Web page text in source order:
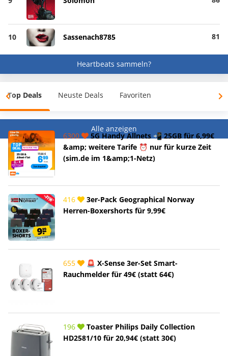
10 Sassenach8785 81
Heartbeats sammeln?
Top Deals Neuste Deals Favoriten
Alle anzeigen
6300
5G Handy Allnets 📲 25GB für 6,99€
&amp; weitere Tarife ⏰ nur für kurze Zeit
(sim.de im 1&amp;1-Netz)
416
3er-Pack Geographical Norway
Herren-Boxershorts für 9,99€
655
🚨 X-Sense 3er-Set Smart-
Rauchmelder für 49€ (statt 64€)
196
Toaster Philips Daily Collection
HD2581/10 für 20,94€ (statt 30€)